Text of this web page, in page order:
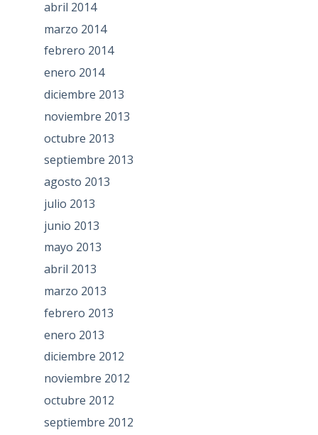
abril 2014
marzo 2014
febrero 2014
enero 2014
diciembre 2013
noviembre 2013
octubre 2013
septiembre 2013
agosto 2013
julio 2013
junio 2013
mayo 2013
abril 2013
marzo 2013
febrero 2013
enero 2013
diciembre 2012
noviembre 2012
octubre 2012
septiembre 2012